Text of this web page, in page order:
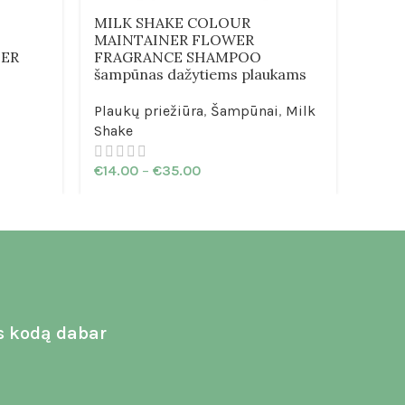
MILK SHAKE COLOUR
MAINTAINER FLOWER
FRAGRANCE SHAMPOO
šampūnas dažytiems plaukams
Plaukų priežiūra, Šampūnai, Milk
Shake
€14.00 – €35.00
kodą dabar